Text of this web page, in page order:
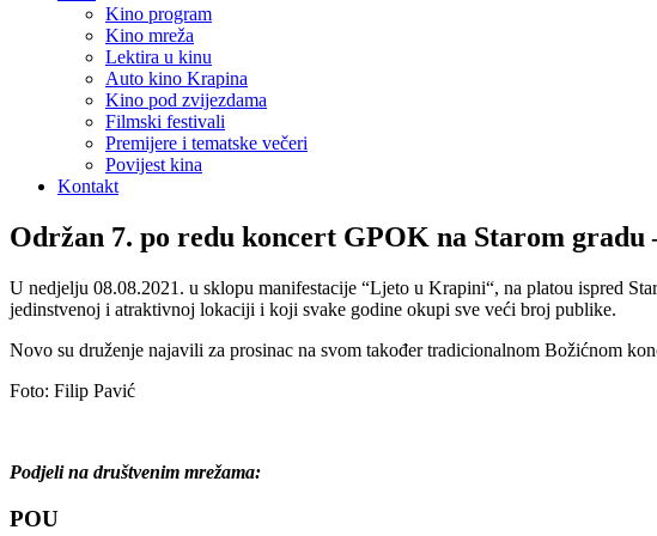
Kino program
Kino mreža
Lektira u kinu
Auto kino Krapina
Kino pod zvijezdama
Filmski festivali
Premijere i tematske večeri
Povijest kina
Kontakt
Održan 7. po redu koncert GPOK na Starom gradu
U nedjelju 08.08.2021. u sklopu manifestacije “Ljeto u Krapini“, na platou ispred
jedinstvenoj i atraktivnoj lokaciji i koji svake godine okupi sve veći broj publike.
Novo su druženje najavili za prosinac na svom također tradicionalnom Božićnom
Foto: Filip Pavić
Podjeli na društvenim mrežama:
POU